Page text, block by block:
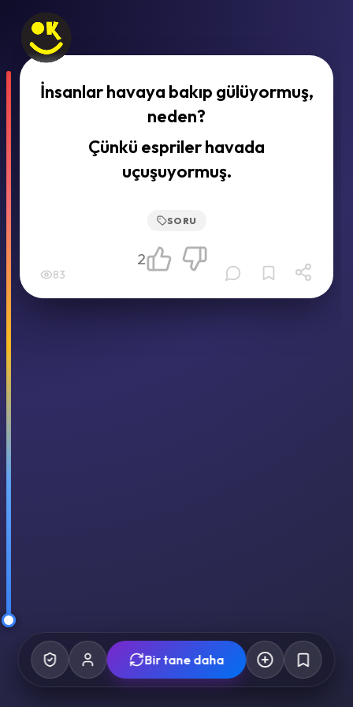
İnsanlar havaya bakıp gülüyormuş,
neden?
Çünkü espriler havada
uçuşuyormuş.
SORU
83
2
Bir tane daha